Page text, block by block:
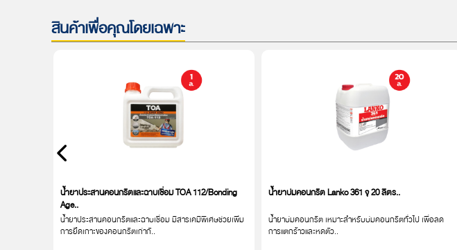
สินค้าเพื่อคุณโดยเฉพาะ
น้ำยาประสานคอนกรีตและฉาบเชื่อม TOA 112/Bonding
Age..
น้ำยาประสานคอนกรีตและฉาบเชื่อม มีสารเคมีพิเศษช่วยเพิ่ม
การยึดเกาะของคอนกรีตเก่ากั..
น้ำยาบ่มคอนกรีต Lanko 361 จุ 20 ลิตร..
น้ำยาบ่มคอนกรีต เหมาะสำหรับบ่มคอนกรีตทั่วไป เพื่อลด
การแตกร้าวและหดตัว..